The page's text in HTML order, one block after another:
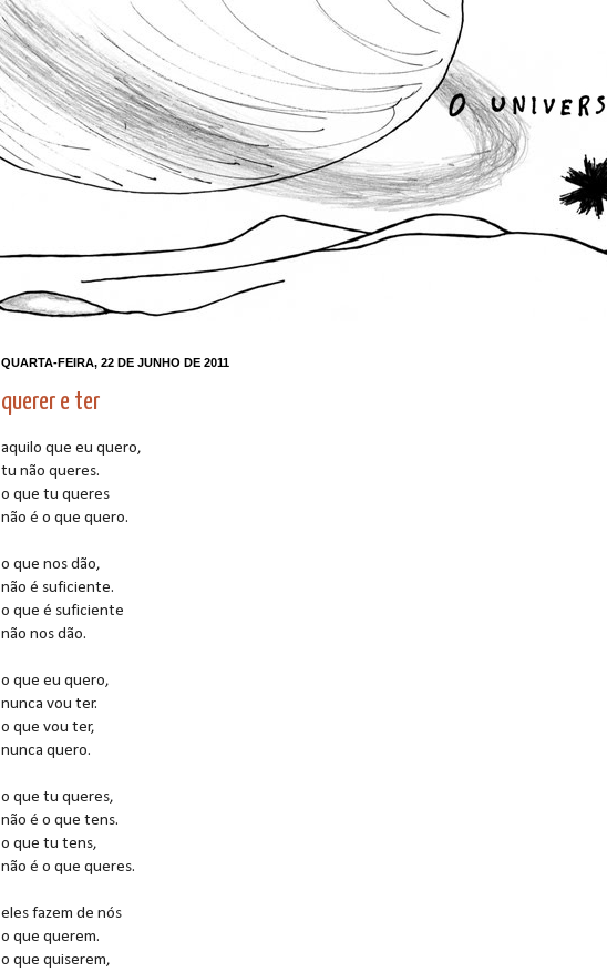
QUARTA-FEIRA, 22 DE JUNHO DE 2011
querer e ter
aquilo que eu quero,
tu não queres.
o que tu queres
não é o que quero.
o que nos dão,
não é suficiente.
o que é suficiente
não nos dão.
o que eu quero,
nunca vou ter.
o que vou ter,
nunca quero.
o que tu queres,
não é o que tens.
o que tu tens,
não é o que queres.
eles fazem de nós
o que querem.
o que quiserem,